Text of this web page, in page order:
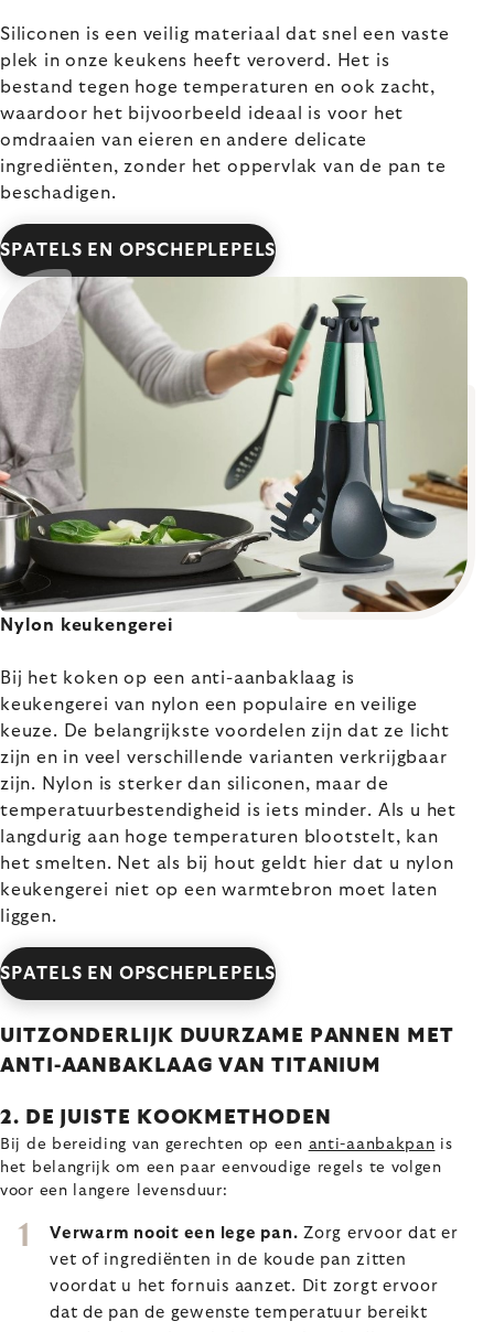
Siliconen is een veilig materiaal dat snel een vaste
plek in onze keukens heeft veroverd. Het is
bestand tegen hoge temperaturen en ook zacht,
waardoor het bijvoorbeeld ideaal is voor het
omdraaien van eieren en andere delicate
ingrediënten, zonder het oppervlak van de pan te
beschadigen.
SPATELS EN OPSCHEPLEPELS
Nylon keukengerei
Bij het koken op een anti-aanbaklaag is
keukengerei van nylon een populaire en veilige
keuze. De belangrijkste voordelen zijn dat ze licht
zijn en in veel verschillende varianten verkrijgbaar
zijn. Nylon is sterker dan siliconen, maar de
temperatuurbestendigheid is iets minder. Als u het
langdurig aan hoge temperaturen blootstelt, kan
het smelten. Net als bij hout geldt hier dat u nylon
keukengerei niet op een warmtebron moet laten
liggen.
SPATELS EN OPSCHEPLEPELS
UITZONDERLIJK DUURZAME PANNEN MET
ANTI-AANBAKLAAG VAN TITANIUM
2. DE JUISTE KOOKMETHODEN
Bij de bereiding van gerechten op een anti-aanbakpan is
het belangrijk om een paar eenvoudige regels te volgen
voor een langere levensduur:
Verwarm nooit een lege pan. Zorg ervoor dat er
vet of ingrediënten in de koude pan zitten
voordat u het fornuis aanzet. Dit zorgt ervoor
dat de pan de gewenste temperatuur bereikt